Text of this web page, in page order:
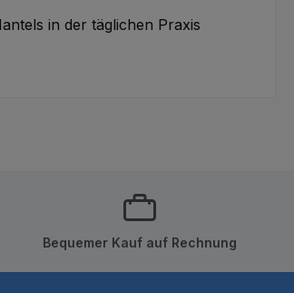
in der täglichen Praxis
Bequemer Kauf auf Rechnung